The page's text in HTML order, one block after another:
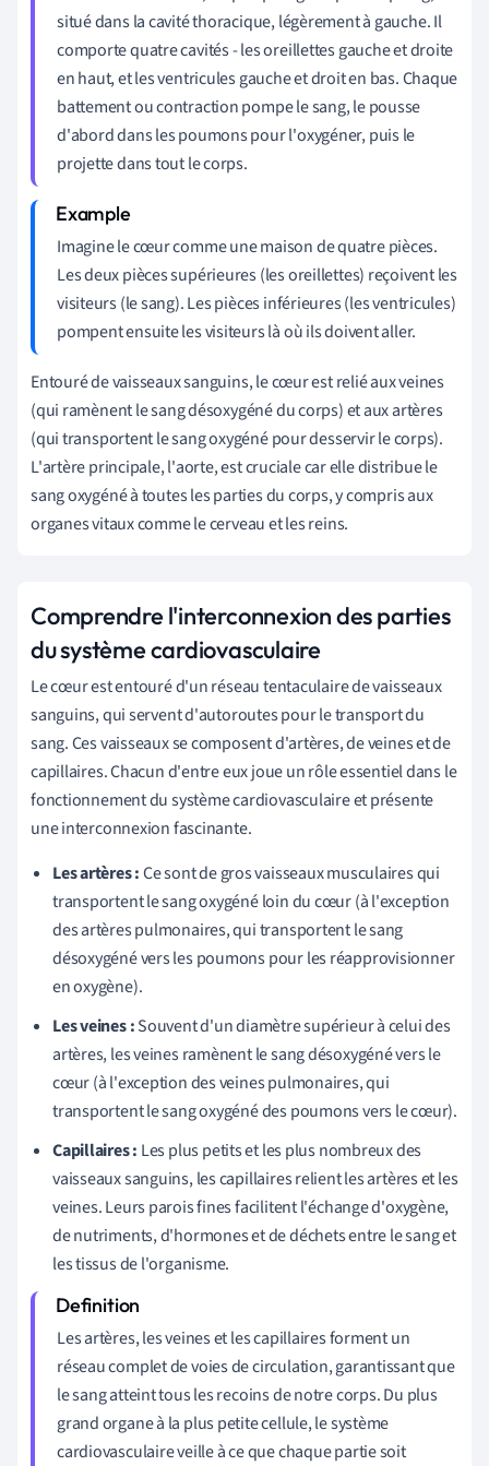
situé dans la cavité thoracique, légèrement à gauche. Il
comporte quatre cavités - les oreillettes gauche et droite
en haut, et les ventricules gauche et droit en bas. Chaque
battement ou contraction pompe le sang, le pousse
d'abord dans les poumons pour l'oxygéner, puis le
projette dans tout le corps.
Imagine le cœur comme une maison de quatre pièces.
Les deux pièces supérieures (les oreillettes) reçoivent les
visiteurs (le sang). Les pièces inférieures (les ventricules)
pompent ensuite les visiteurs là où ils doivent aller.
Entouré de vaisseaux sanguins, le cœur est relié aux veines
(qui ramènent le sang désoxygéné du corps) et aux artères
(qui transportent le sang oxygéné pour desservir le corps).
L'artère principale, l'aorte, est cruciale car elle distribue le
sang oxygéné à toutes les parties du corps, y compris aux
organes vitaux comme le cerveau et les reins.
Comprendre l'interconnexion des parties
du système cardiovasculaire
Le cœur est entouré d'un réseau tentaculaire de vaisseaux
sanguins, qui servent d'autoroutes pour le transport du
sang. Ces vaisseaux se composent d'artères, de veines et de
capillaires. Chacun d'entre eux joue un rôle essentiel dans le
fonctionnement du système cardiovasculaire et présente
une interconnexion fascinante.
Les artères :Ce sont de gros vaisseaux musculaires qui
transportent le sang oxygéné loin du cœur (à l'exception
des artères pulmonaires, qui transportent le sang
désoxygéné vers les poumons pour les réapprovisionner
en oxygène).
Les veines :Souvent d'un diamètre supérieur à celui des
artères, les veines ramènent le sang désoxygéné vers le
cœur (à l'exception des veines pulmonaires, qui
transportent le sang oxygéné des poumons vers le cœur).
Capillaires : Les plus petits et les plus nombreux des
vaisseaux sanguins, les capillaires relient les artères et les
veines. Leurs parois fines facilitent l'échange d'oxygène,
de nutriments, d'hormones et de déchets entre le sang et
les tissus de l'organisme.
Les artères, les veines et les capillaires forment un
réseau complet de voies de circulation, garantissant que
le sang atteint tous les recoins de notre corps. Du plus
grand organe à la plus petite cellule, le système
cardiovasculaire veille à ce que chaque partie soit